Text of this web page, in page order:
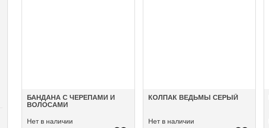
БАНДАНА С ЧЕРЕПАМИ И
ВОЛОСАМИ
Нет в наличии
КОЛПАК ВЕДЬМЫ СЕРЫЙ
Нет в наличии